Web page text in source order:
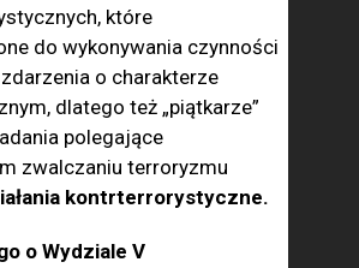
które
do wykonywania czynności
o charakterze
dlatego też „piątkarze”
polegające
zwalczaniu terroryzmu
kontrterrorystyczne.
o Wydziale V